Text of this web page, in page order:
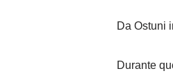
Da Ostuni
Durante